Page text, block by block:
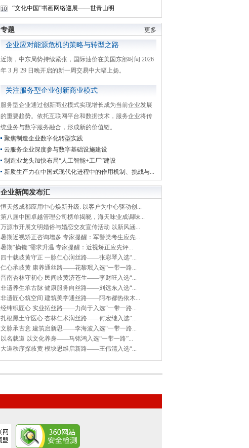
“文化中国”书画网络巡展——世青山明
更多
专题
企业应对能源危机的策略与转型之路
近期，中东局势持续紧张，国际油价在美国东部时间 2026
年 3 月 29 日晚开启的新一周交易中大幅上扬。
关注服务型企业创新商业模式
服务型企业通过创新商业模式实现增长成为当前企业发展
的重要趋势。依托互联网平台和数据技术，服务企业将传
统业务与数字服务融合，形成新的价值链。
聚焦制造企业数字化转型实践
云服务企业深度参与数字基础设施建设
制造业龙头加快布局“人工智能+工厂”建设
新质生产力在中国式现代化进程中的作用机制、挑战与...
企业新闻发布汇
恒天然成都应用中心焕新升级: 以客户为中心驱动创...
第八届中国卓越管理公司榜单揭晓，海天味业成调味...
万源市开展文明婚俗与婚恋交友宣传活动 以新风涵...
暑期近视矫正咨询增多 专家提醒：军警类考生应先...
暑期“摘镜”需求升温 专家提醒：近视矫正应先评...
四十载岐黄守正 一脉仁心润丝路——张彩琴入选“...
仁心承岐黄 康养通丝路——花黎珉入选“一带一路...
晋南杏林守初心 民间岐黄济苍生——李财旺入选“...
非遗养生承古脉 健康服务向丝路——刘远东入选“...
非遗匠心筑空间 建筑美学通丝路——阿布都热依木...
经纬织匠心 实业拓丝路——力尚于入选“一带一路...
扎根黑土守医心 杏林仁术润丝路——何宏继入选“...
文脉承古意 建筑启新思——李海波入选“一带一路...
以名载道 以文化养身——马铭鸿入选“一带一路”...
大道秩序探岐黄 模块思维启新路——王伟清入选“...